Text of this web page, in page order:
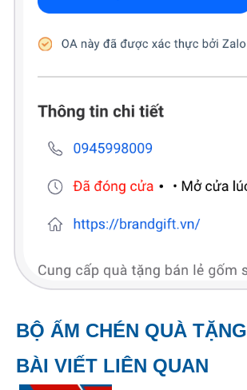
BỘ ẤM CHÉN QUÀ TẶNG
BÀI VIẾT LIÊN QUAN